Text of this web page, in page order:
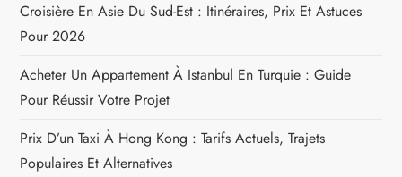
Croisière En Asie Du Sud-Est : Itinéraires, Prix Et Astuces
Pour 2026
Acheter Un Appartement À Istanbul En Turquie : Guide
Pour Réussir Votre Projet
Prix D’un Taxi À Hong Kong : Tarifs Actuels, Trajets
Populaires Et Alternatives